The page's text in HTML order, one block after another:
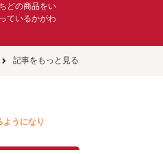
どの商品をい
ているかがわ
記事をもっと見る
ようになり